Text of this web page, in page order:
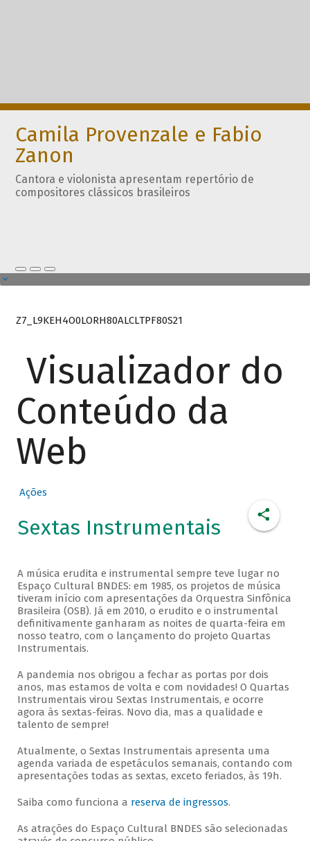
Camila Provenzale e Fabio
Zanon
Cantora e violonista apresentam repertório de
compositores clássicos brasileiros
Z7_L9KEH4O0LORH80ALCLTPF80S21
Visualizador do
Conteúdo da
Web
Ações
Sextas Instrumentais
A música erudita e instrumental sempre teve lugar no
Espaço Cultural BNDES: em 1985, os projetos de música
tiveram início com apresentações da Orquestra Sinfônica
Brasileira (OSB). Já em 2010, o erudito e o instrumental
definitivamente ganharam as noites de quarta-feira em
nosso teatro, com o lançamento do projeto Quartas
Instrumentais.
A pandemia nos obrigou a fechar as portas por dois
anos, mas estamos de volta e com novidades! O Quartas
Instrumentais virou Sextas Instrumentais, e ocorre
agora às sextas-feiras. Novo dia, mas a qualidade e
talento de sempre!
Atualmente, o Sextas Instrumentais apresenta uma
agenda variada de espetáculos semanais, contando com
apresentações todas as sextas, exceto feriados, às 19h.
Saiba como funciona a reserva de ingressos.
As atrações do Espaço Cultural BNDES são selecionadas